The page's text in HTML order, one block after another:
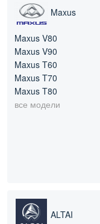
Maxus
Maxus V80
Maxus V90
Maxus T60
Maxus T70
Maxus T80
все модели
ALTAI